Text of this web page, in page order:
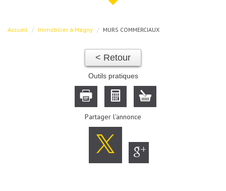
Accueil Immobilier à Magny MURS COMMERCIAUX
< Retour
Outils pratiques
Partager l'annonce